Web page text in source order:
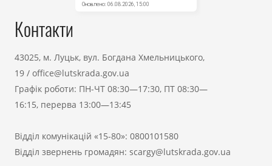
Контакти
43025, м. Луцьк, вул. Богдана Хмельницького,
19 / office@lutskrada.gov.ua
Графік роботи: ПН-ЧТ 08:30—17:30, ПТ 08:30—
16:15, перерва 13:00—13:45
Відділ комунікацій «15-80»: 0800101580
Відділ звернень громадян: scargy@lutskrada.gov.ua